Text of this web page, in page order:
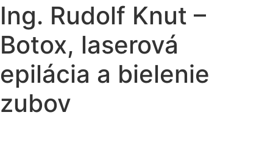
Ing. Rudolf Knut –
Botox, laserová
epilácia a bielenie
zubov